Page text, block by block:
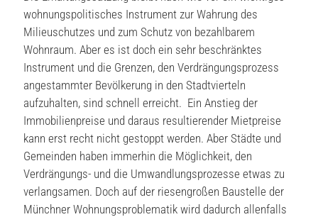
wohnungspolitisches Instrument zur Wahrung des
Milieuschutzes und zum Schutz von bezahlbarem
Wohnraum. Aber es ist doch ein sehr beschränktes
Instrument und die Grenzen, den Verdrängungsprozess
angestammter Bevölkerung in den Stadtvierteln
aufzuhalten, sind schnell erreicht. Ein Anstieg der
Immobilienpreise und daraus resultierender Mietpreise
kann erst recht nicht gestoppt werden. Aber Städte und
Gemeinden haben immerhin die Möglichkeit, den
Verdrängungs- und die Umwandlungsprozesse etwas zu
verlangsamen. Doch auf der riesengroßen Baustelle der
Münchner Wohnungsproblematik wird dadurch allenfalls